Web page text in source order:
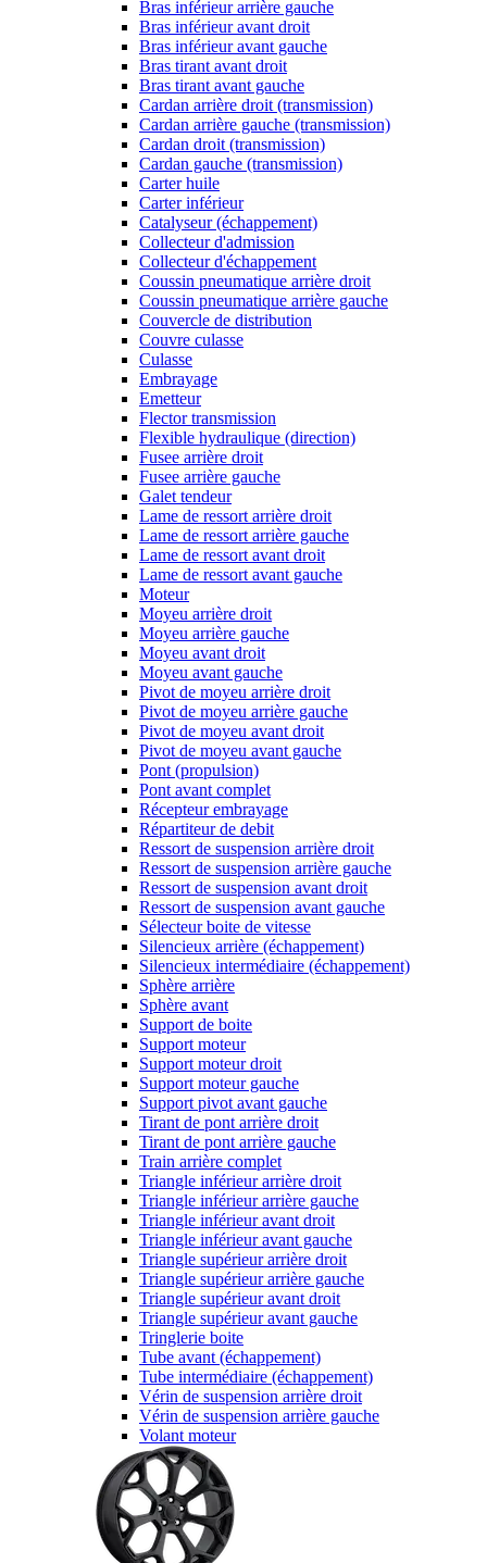
Bras inférieur arrière gauche
Bras inférieur avant droit
Bras inférieur avant gauche
Bras tirant avant droit
Bras tirant avant gauche
Cardan arrière droit (transmission)
Cardan arrière gauche (transmission)
Cardan droit (transmission)
Cardan gauche (transmission)
Carter huile
Carter inférieur
Catalyseur (échappement)
Collecteur d'admission
Collecteur d'échappement
Coussin pneumatique arrière droit
Coussin pneumatique arrière gauche
Couvercle de distribution
Couvre culasse
Culasse
Embrayage
Emetteur
Flector transmission
Flexible hydraulique (direction)
Fusee arrière droit
Fusee arrière gauche
Galet tendeur
Lame de ressort arrière droit
Lame de ressort arrière gauche
Lame de ressort avant droit
Lame de ressort avant gauche
Moteur
Moyeu arrière droit
Moyeu arrière gauche
Moyeu avant droit
Moyeu avant gauche
Pivot de moyeu arrière droit
Pivot de moyeu arrière gauche
Pivot de moyeu avant droit
Pivot de moyeu avant gauche
Pont (propulsion)
Pont avant complet
Récepteur embrayage
Répartiteur de debit
Ressort de suspension arrière droit
Ressort de suspension arrière gauche
Ressort de suspension avant droit
Ressort de suspension avant gauche
Sélecteur boite de vitesse
Silencieux arrière (échappement)
Silencieux intermédiaire (échappement)
Sphère arrière
Sphère avant
Support de boite
Support moteur
Support moteur droit
Support moteur gauche
Support pivot avant gauche
Tirant de pont arrière droit
Tirant de pont arrière gauche
Train arrière complet
Triangle inférieur arrière droit
Triangle inférieur arrière gauche
Triangle inférieur avant droit
Triangle inférieur avant gauche
Triangle supérieur arrière droit
Triangle supérieur arrière gauche
Triangle supérieur avant droit
Triangle supérieur avant gauche
Tringlerie boite
Tube avant (échappement)
Tube intermédiaire (échappement)
Vérin de suspension arrière droit
Vérin de suspension arrière gauche
Volant moteur